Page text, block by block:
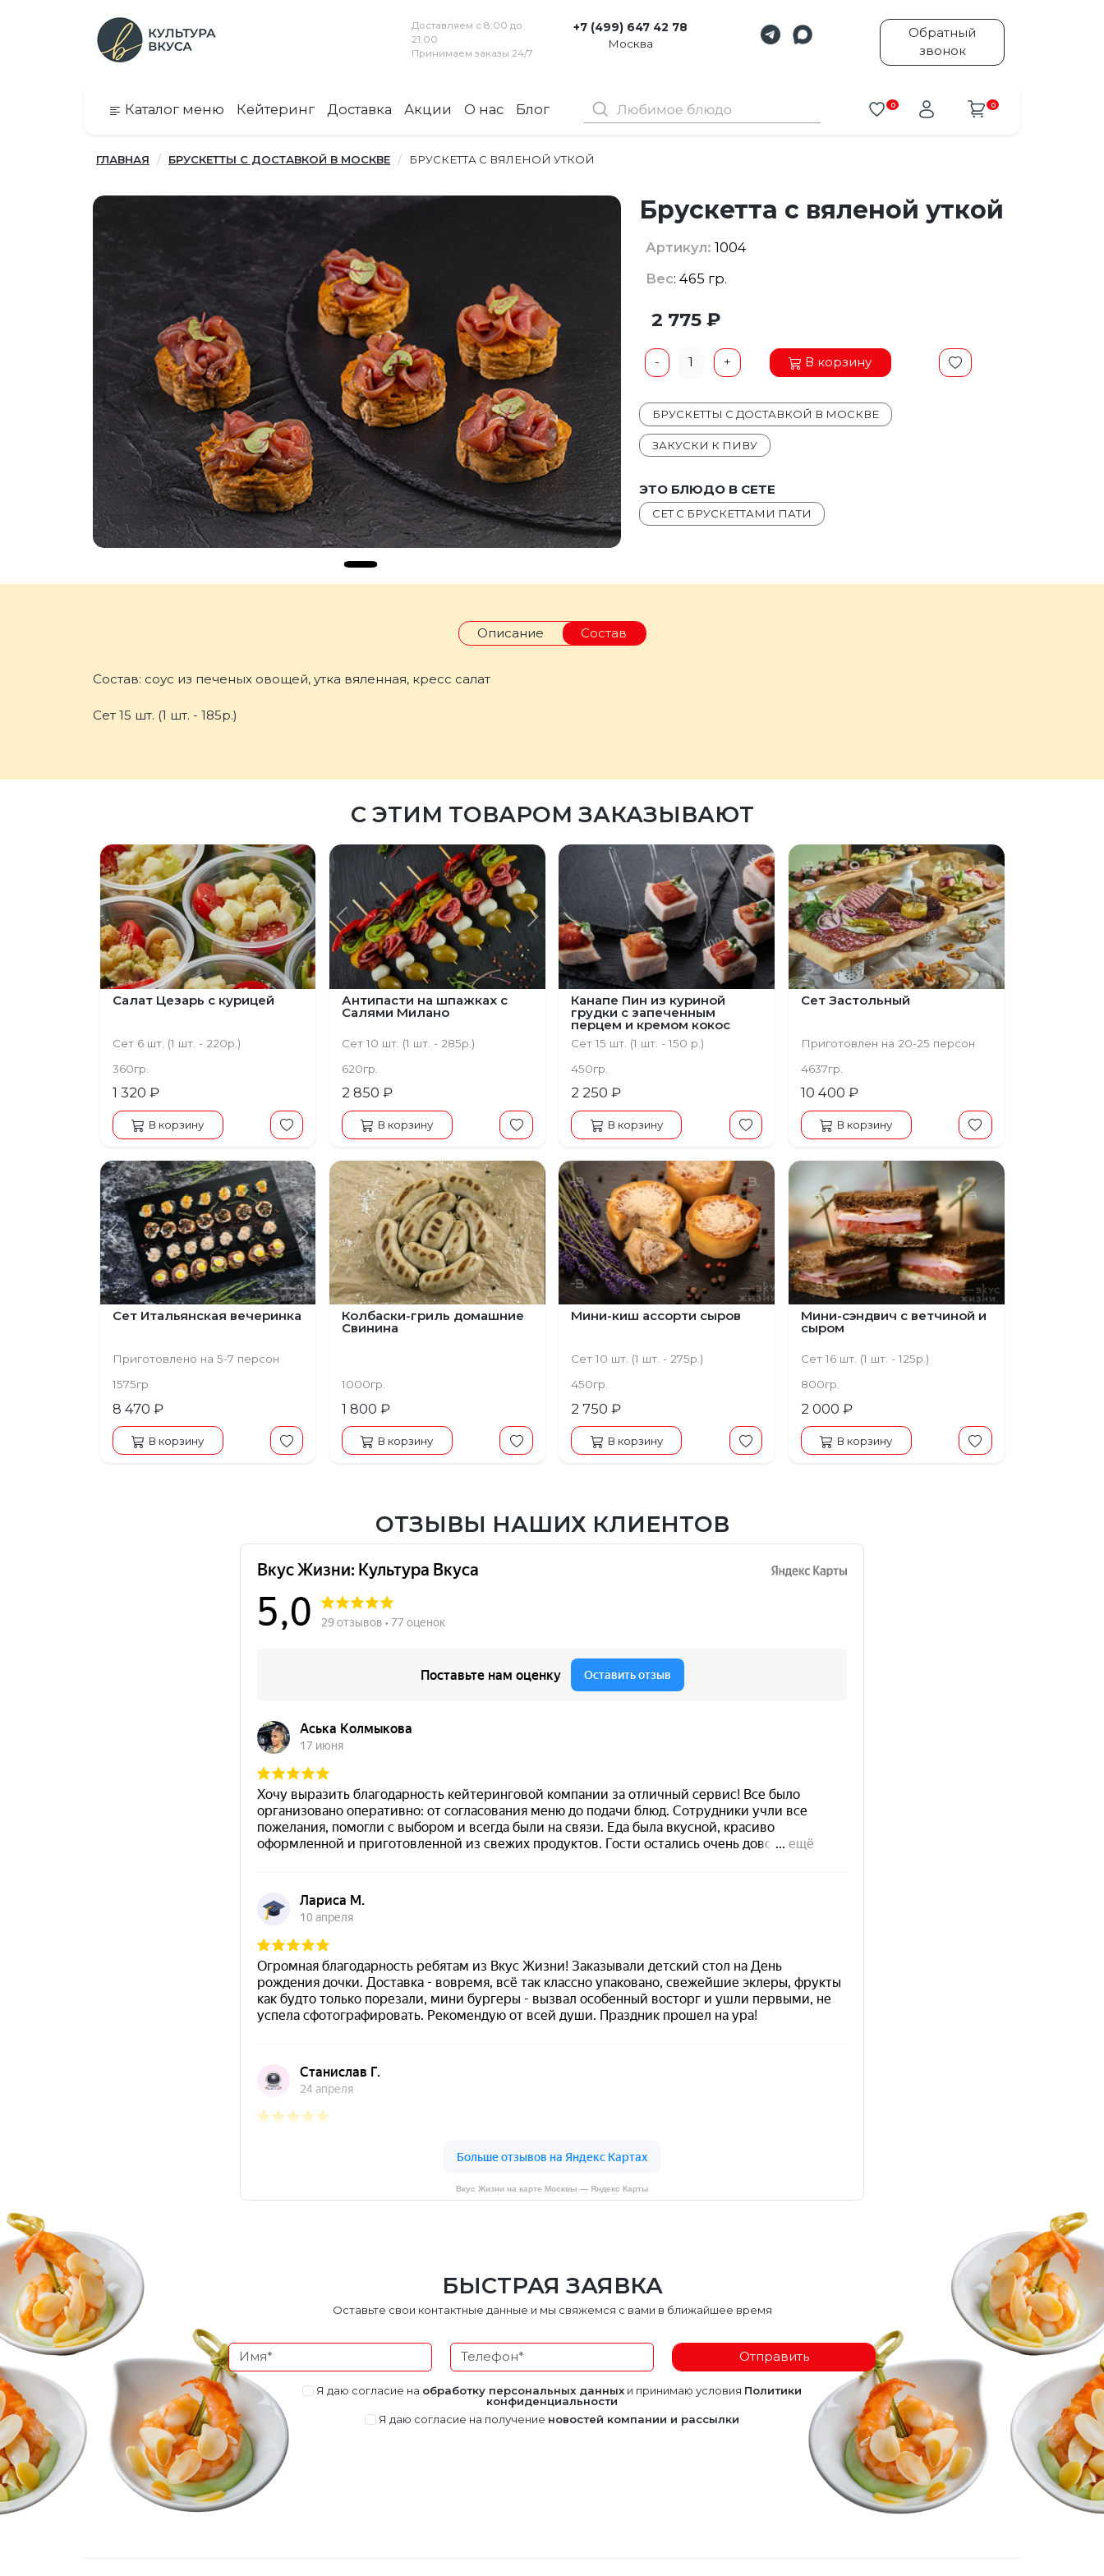
Доставляем с 8:00 до
21:00
Принимаем заказы 24/7
+7 (499) 647 42 78
Москва
Обратный
звонок
Каталог меню Кейтеринг Доставка Акции О нас Блог Контакты 0 0
ГЛАВНАЯ БРУСКЕТТЫ С ДОСТАВКОЙ В МОСКВЕ БРУСКЕТТА С ВЯЛЕНОЙ УТКОЙ
Брускетта с вяленой уткой
Артикул: 1004
Вес: 465 гр.
2 775 ₽
- 1 + В корзину
БРУСКЕТТЫ С ДОСТАВКОЙ В МОСКВЕ
ЗАКУСКИ К ПИВУ
ЭТО БЛЮДО В СЕТЕ
СЕТ С БРУСКЕТТАМИ ПАТИ
Описание Состав
Состав: соус из печеных овощей, утка вяленная, кресс салат
Сет 15 шт. (1 шт. - 185р.)
С ЭТИМ ТОВАРОМ ЗАКАЗЫВАЮТ
Салат Цезарь с курицей
Сет 6 шт. (1 шт. - 220р.)
360гр.
1 320 ₽
В корзину
Предыдущий Следующий
Антипасти на шпажках с
Салями Милано
Cет 10 шт. (1 шт. - 285р.)
620гр.
2 850 ₽
В корзину
Канапе Пин из куриной
грудки с запеченным
перцем и кремом кокос
Сет 15 шт. (1 шт. - 150 р.)
450гр.
2 250 ₽
В корзину
Сет Застольный
Приготовлен на 20-25 персон
4637гр.
10 400 ₽
В корзину
Предыдущий Следующий
Сет Итальянская вечеринка
Приготовлено на 5-7 персон
1575гр.
8 470 ₽
В корзину
Колбаски-гриль домашние
Свинина
1000гр.
1 800 ₽
В корзину
Мини-киш ассорти сыров
Сет 10 шт. (1 шт. - 275р.)
450гр.
2 750 ₽
В корзину
Мини-сэндвич с ветчиной и
сыром
Сет 16 шт. (1 шт. - 125р.)
800гр.
2 000 ₽
В корзину
ОТЗЫВЫ НАШИХ КЛИЕНТОВ
Вкус Жизни на карте Москвы — Яндекс Карты
БЫСТРАЯ ЗАЯВКА
Оставьте свои контактные данные и мы свяжемся с вами в ближайшее время
Отправить
Я даю согласие на обработку персональных данныхи принимаю условия Политики
конфиденциальности
Я даю согласие на получение новостей компании и рассылки